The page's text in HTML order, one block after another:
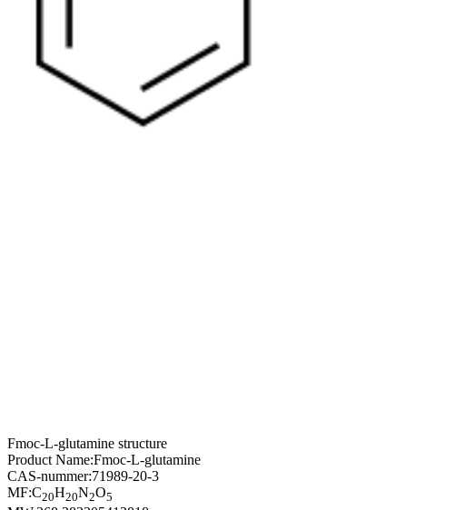
Fmoc-L-glutamine structure
Product Name:Fmoc-L-glutamine
CAS-nummer:71989-20-3
MF:C20H20N2O5